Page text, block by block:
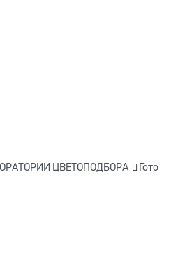
ЦВЕТОПОДБОРА Гото